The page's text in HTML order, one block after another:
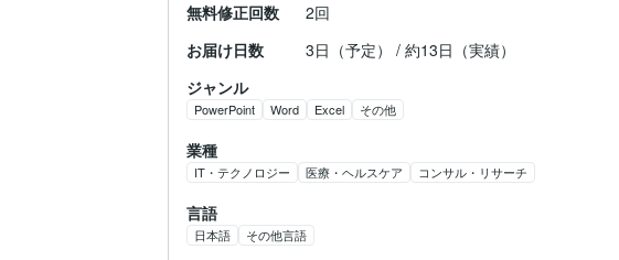
無料修正回数
2回
お届け日数
3日（予定） / 約13日（実績）
ジャンル
PowerPoint Word Excel その他
業種
IT・テクノロジー 医療・ヘルスケア コンサル・リサーチ
言語
日本語 その他言語